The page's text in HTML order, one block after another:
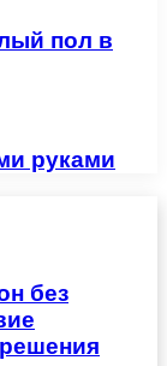
пол в
руками
без